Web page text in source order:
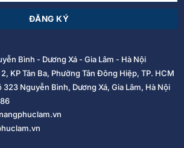
Bình - Dương Xá - Gia Lâm - Hà Nội
KP Tân Ba, Phường Tân Đông Hiệp, TP. HCM
323 Nguyễn Bình, Dương Xá, Gia Lâm, Hà Nội